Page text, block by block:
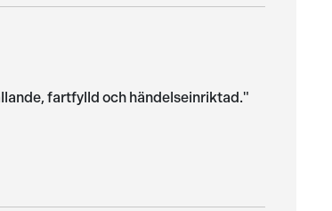
fartfylld och händelseinriktad."